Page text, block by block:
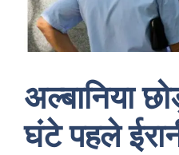
अल्बानिया
घंटे पहले